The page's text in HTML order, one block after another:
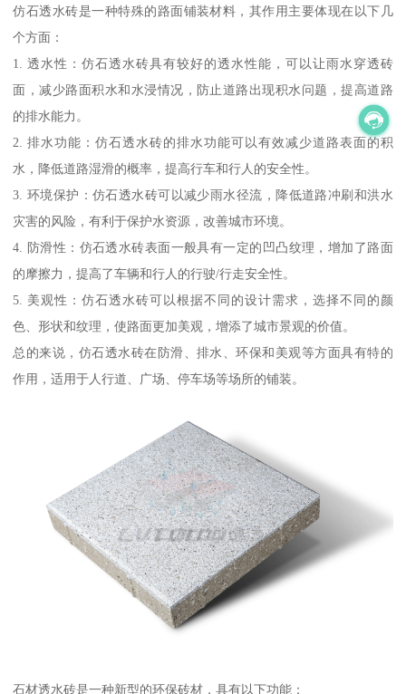
仿石透水砖是一种特殊的路面铺装材料，其作用主要体现在以下几
个方面：
1. 透水性：仿石透水砖具有较好的透水性能，可以让雨水穿透砖
面，减少路面积水和水浸情况，防止道路出现积水问题，提高道路
的排水能力。
2. 排水功能：仿石透水砖的排水功能可以有效减少道路表面的积
水，降低道路湿滑的概率，提高行车和行人的安全性。
3. 环境保护：仿石透水砖可以减少雨水径流，降低道路冲刷和洪水
灾害的风险，有利于保护水资源，改善城市环境。
4. 防滑性：仿石透水砖表面一般具有一定的凹凸纹理，增加了路面
的摩擦力，提高了车辆和行人的行驶/行走安全性。
5. 美观性：仿石透水砖可以根据不同的设计需求，选择不同的颜
色、形状和纹理，使路面更加美观，增添了城市景观的价值。
总的来说，仿石透水砖在防滑、排水、环保和美观等方面具有特的
作用，适用于人行道、广场、停车场等场所的铺装。
石材透水砖是一种新型的环保砖材，具有以下功能：